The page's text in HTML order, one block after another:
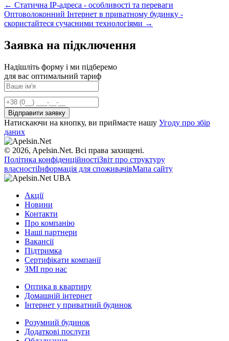
← Статична IP-адреса - особливості та переваги
Оптоволоконний Інтернет в приватному будинку -
скористайтеся сучасними технологіями →
Заявка на підключення
Надішліть форму і ми підберемо
для вас оптимальний тариф
Натискаючи на кнопку, ви приймаєте нашу Угоду про збір
даних
© 2026, Apelsin.Net. Всі права захищені.
Політика конфіденційностіЗвіт про структуру
власностіІнформація для споживачівМапа сайту
Акції
Новини
Контакти
Про компанію
Наші партнери
Вакансії
Підтримка
Сертифікати компанії
ЗМІ про нас
Оптика в квартиру
Домашній інтернет
Інтернет у приватний будинок
Розумний будинок
Додаткові послуги